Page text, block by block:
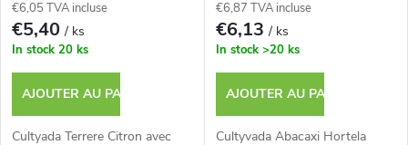
r
o
d
e
s
p
€6,05 TVA incluse
€5,40/ ks
In stock 20 ks
AJOUTER AU PANIER
Cultyada Terrere Citron avec
€6,87 TVA incluse
€6,13/ ks
In stock >20 ks
AJOUTER AU PANIER
Cultyvada Abacaxi Hortela